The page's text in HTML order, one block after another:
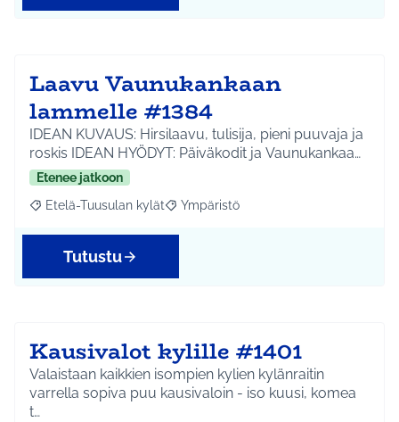
Laavu Vaunukankaan
lammelle #1384
IDEAN KUVAUS: Hirsilaavu, tulisija, pieni puuvaja ja
roskis IDEAN HYÖDYT: Päiväkodit ja Vaunukankaa…
Etenee jatkoon
Rajaa tulokset aihepiirin mukaan: Etelä-Tuusulan kylät
Etelä-Tuusulan kylät Rajaa tulokset teeman mukaan:
Ympäristö
Tutustu
Kausivalot kylille #1401
Valaistaan kaikkien isompien kylien kylänraitin
varrella sopiva puu kausivaloin - iso kuusi, komea
t…